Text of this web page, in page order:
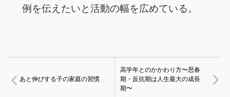
例を伝えたいと活動の幅を広めている。
あと伸びする子の家庭の習慣
高学年とのかかわり方〜思春
期・反抗期は人生最大の成長
期〜